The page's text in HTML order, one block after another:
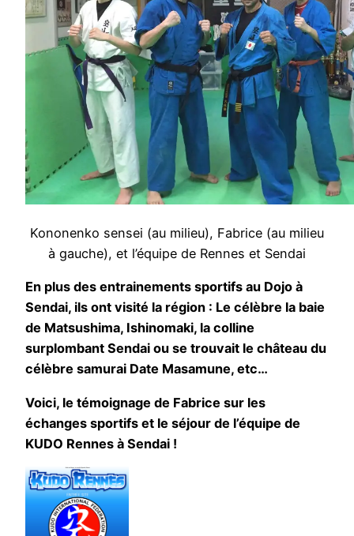
Kononenko sensei (au milieu), Fabrice (au milieu
à gauche), et l’équipe de Rennes et Sendai
En plus des entrainements sportifs au Dojo à
Sendai, ils ont visité la région : Le célèbre la baie
de Matsushima, Ishinomaki, la colline
surplombant Sendai ou se trouvait le château du
célèbre samurai Date Masamune, etc…
Voici, le témoignage de Fabrice sur les
échanges sportifs et le séjour de l’équipe de
KUDO Rennes à Sendai !